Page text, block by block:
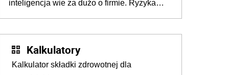
inteligencja wie za dużo o firmie. Ryzyka
Kalkulatory
Kalkulator składki zdrowotnej dla